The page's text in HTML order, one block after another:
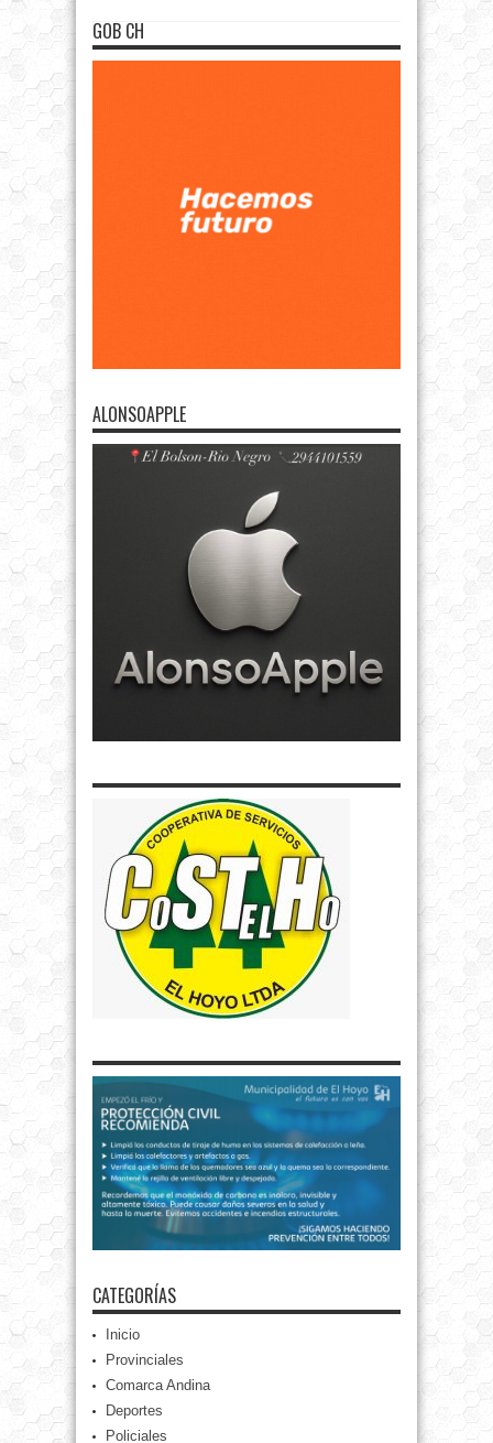
GOB CH
ALONSOAPPLE
CATEGORÍAS
Inicio
Provinciales
Comarca Andina
Deportes
Policiales